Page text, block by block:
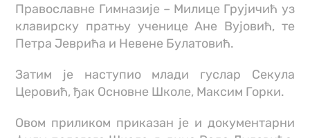
Православне Гимназије – Милице Грујичић уз
клавирску пратњу ученице Ане Вујовић, те
Петра Јеврића и Невене Булатовић.
Затим је наступио млади гуслар Секула
Церовић, ђак Основне Школе, Максим Горки.
Овом приликом приказан је и документарни